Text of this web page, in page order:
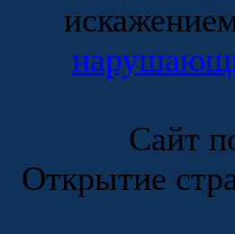
Сайт
Открытие